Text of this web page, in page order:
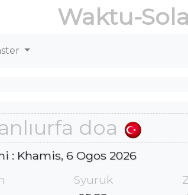
Waktu-
doa
: Khamis, 6 Ogos 2026
Syuruk